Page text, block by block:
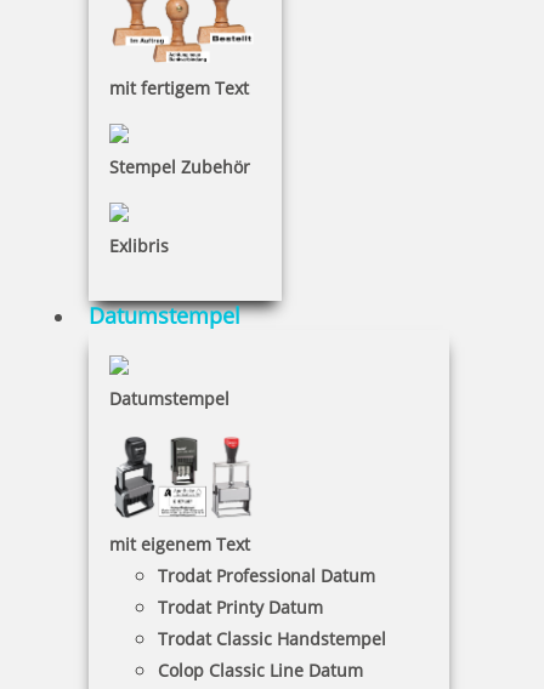
mit fertigem Text
Stempel Zubehör
Exlibris
Datumstempel
Datumstempel
mit eigenem Text
Trodat Professional Datum
Trodat Printy Datum
Trodat Classic Handstempel
Colop Classic Line Datum
16,15 €
Glückwunschstempel Happy Mothers Day
24,75 €